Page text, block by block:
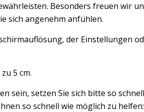
Besonders freuen wir
sich angenehm anfühlen.
der Einstellungen
5 cm.
sein, setzen Sie sich bitte so
so schnell wie möglich zu helfen: